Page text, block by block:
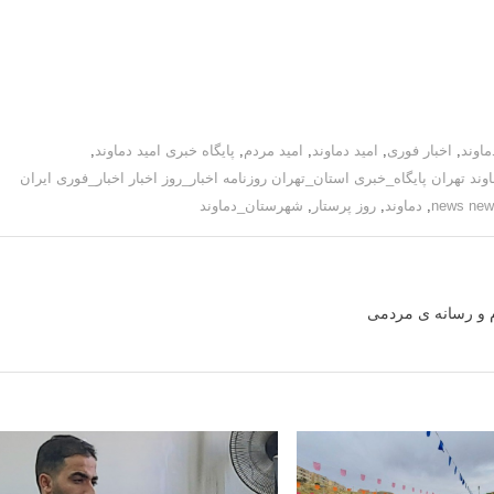
اخبار فوری امید دماوند امید مردم پایگاه خبری امید دماوند
تهران پایگاه_خبری استان_تهران روزنامه اخبار_روز اخبار اخبار_فوری ایران
دماوند روز پرستار شهرستان_دماوند
و رسانه ی مردمی